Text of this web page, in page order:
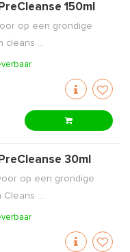
150ml
op een grondige
cleans ...
30ml
op een grondige
...